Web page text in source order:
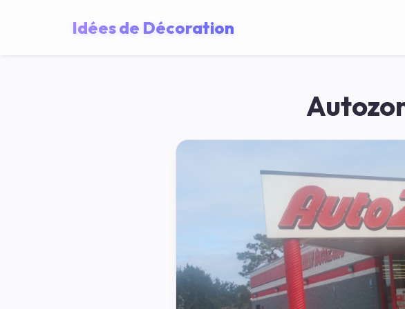
Idées de Décoration